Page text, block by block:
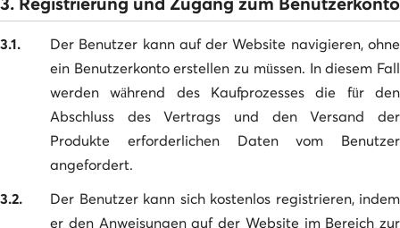
3.1.
Der Benutzer kann auf der Website navigieren, ohne
ein Benutzerkonto erstellen zu müssen. In diesem Fall
werden während des Kaufprozesses die für den
Abschluss des Vertrags und den Versand der
Produkte erforderlichen Daten vom Benutzer
angefordert.
3.2.
Der Benutzer kann sich kostenlos registrieren, indem
er den Anweisungen auf der Website im Bereich zur